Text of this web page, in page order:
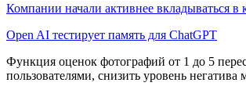
Компании начали активнее вкладываться
Open AI тестирует память для ChatGPT
Функция оценок фотографий от 1 до 5
пользователями, снизить уровень